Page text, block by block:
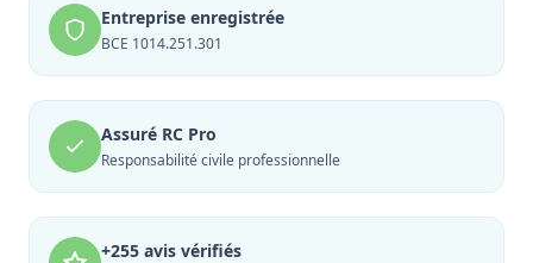
Entreprise enregistrée
BCE 1014.251.301
Assuré RC Pro
Responsabilité civile professionnelle
+255 avis vérifiés